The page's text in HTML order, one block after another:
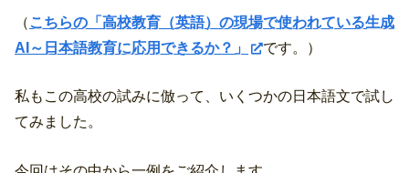
（ こちらの「高校教育（英語）の現場で使われている生成
AI～日本語教育に応用できるか？」
です。）
私もこの高校の試みに倣って、いくつかの日本語文で試し
てみました。